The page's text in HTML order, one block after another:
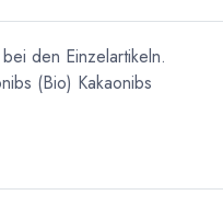
den Einzelartikeln.
(Bio) Kakaonibs